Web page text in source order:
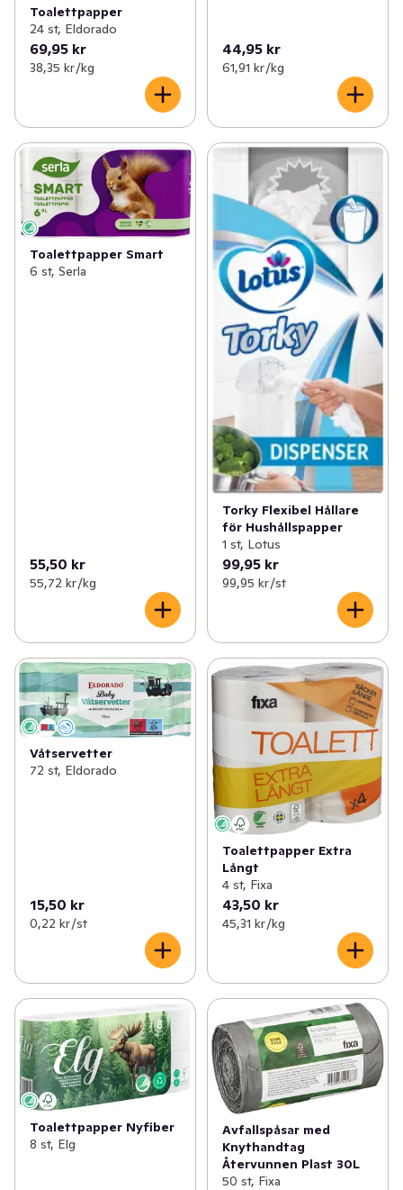
Toalettpapper
24 st, Eldorado
69,95 kr
38,35 kr /kg
44,95 kr
61,91 kr /kg
Toalettpapper Smart
6 st, Serla
55,50 kr
55,72 kr /kg
Torky Flexibel Hållare
för Hushållspapper
1 st, Lotus
99,95 kr
99,95 kr /st
Våtservetter
72 st, Eldorado
15,50 kr
0,22 kr /st
Toalettpapper Extra
Långt
4 st, Fixa
43,50 kr
45,31 kr /kg
Toalettpapper Nyfiber
8 st, Elg
Avfallspåsar med
Knythandtag
Återvunnen Plast 30L
50 st, Fixa